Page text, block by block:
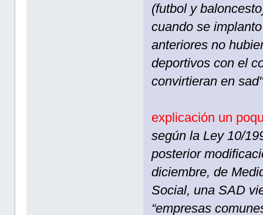
(futbol y
cuando se
anteriores no
deportivos con el
convirtieran en
explicación un
según la Ley 10/
posterior
diciembre, de
Social, una SAD
“empresas